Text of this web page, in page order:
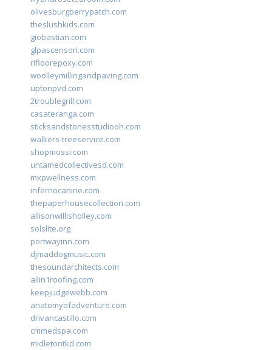
olivesburgberrypatch.com
theslushkids.com
giobastian.com
glpascensori.com
rifloorepoxy.com
woolleymillingandpaving.com
uptonpvd.com
2troublegrill.com
casateranga.com
sticksandstonesstudiooh.com
walkers-treeservice.com
shopmossi.com
untamedcollectivesd.com
mxpwellness.com
infernocanine.com
thepaperhousecollection.com
allisonwillisholley.com
solslite.org
portwayinn.com
djmaddogmusic.com
thesoundarchitects.com
allin1roofing.com
keepjudgewebb.com
anatomyofadventure.com
drivancastillo.com
cmmedspa.com
midletontkd.com